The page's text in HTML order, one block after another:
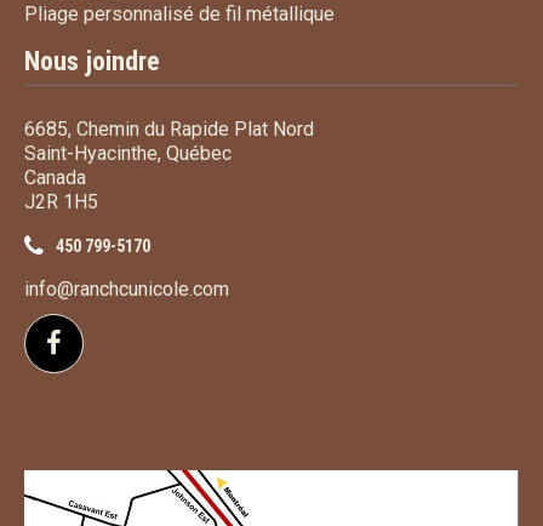
Pliage personnalisé de fil métallique
Nous joindre
6685, Chemin du Rapide Plat Nord
Saint-Hyacinthe, Québec
Canada
J2R 1H5
450 799-5170
info@ranchcunicole.com
Suivez-nous sur Facebook